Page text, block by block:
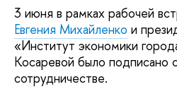
3 июня в рамках рабочей
Евгения Михайленко и
«Институт экономики
Косаревой было подписано
сотрудничестве.